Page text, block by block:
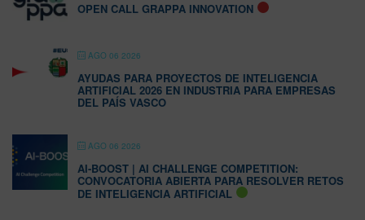
OPEN CALL GRAPPA INNOVATION
AGO 06 2026
AYUDAS PARA PROYECTOS DE INTELIGENCIA
ARTIFICIAL 2026 EN INDUSTRIA PARA EMPRESAS
DEL PAÍS VASCO
AGO 06 2026
AI-BOOST | AI CHALLENGE COMPETITION:
CONVOCATORIA ABIERTA PARA RESOLVER RETOS
DE INTELIGENCIA ARTIFICIAL